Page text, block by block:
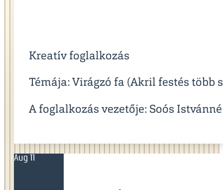
Kreatív foglalkozás
Témája: Virágzó fa (Akril festés több
A foglalkozás vezetője: Soós Istvánné
Aug 11